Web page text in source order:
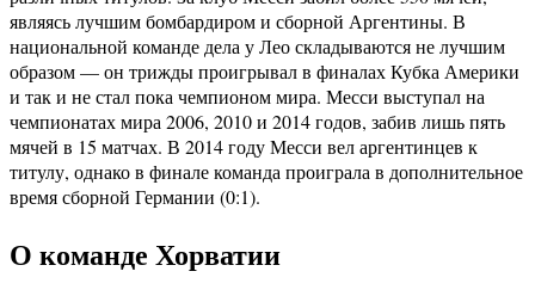
являясь лучшим бомбардиром и сборной Аргентины. В
национальной команде дела у Лео складываются не лучшим
образом — он трижды проигрывал в финалах Кубка Америки
и так и не стал пока чемпионом мира. Месси выступал на
чемпионатах мира 2006, 2010 и 2014 годов, забив лишь пять
мячей в 15 матчах. В 2014 году Месси вел аргентинцев к
титулу, однако в финале команда проиграла в дополнительное
время сборной Германии (0:1).
О команде Хорватии